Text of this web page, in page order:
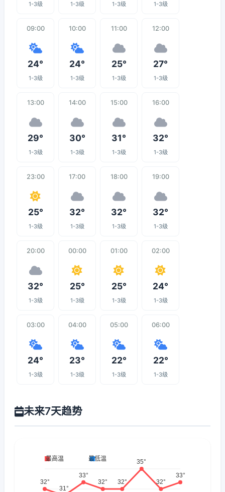
1-3级 1-3级 1-3级 1-3级
09:00
24°
1-3级
10:00
24°
1-3级
11:00
25°
1-3级
12:00
27°
1-3级
13:00
29°
1-3级
14:00
30°
1-3级
15:00
31°
1-3级
16:00
32°
1-3级
23:00
25°
1-3级
17:00
32°
1-3级
18:00
32°
1-3级
19:00
32°
1-3级
20:00
32°
1-3级
00:00
25°
1-3级
01:00
25°
1-3级
02:00
24°
1-3级
03:00
24°
1-3级
04:00
23°
1-3级
05:00
22°
1-3级
06:00
22°
1-3级
未来7天趋势